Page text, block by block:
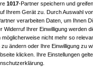
1017-Partner speichern und
Ihrem Gerät zu. Durch Auswahl
verarbeiten Daten, um Ihnen
Widerruf Ihrer Einwilligung werden
möglicherweise nicht mehr so
zu ändern oder Ihre Einwilligung zu
klicken. Ihre Einstellungen